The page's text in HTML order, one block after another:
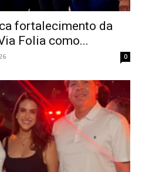
fortalecimento da
Folia como...
0